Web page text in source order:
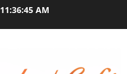
11:36:46 AM